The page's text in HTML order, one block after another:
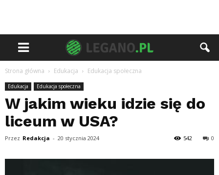
Strona główna Edukacja Edukacja społeczna
Edukacja Edukacja społeczna
W jakim wieku idzie się do
liceum w USA?
Przez Redakcja - 20 stycznia 2024 0
542